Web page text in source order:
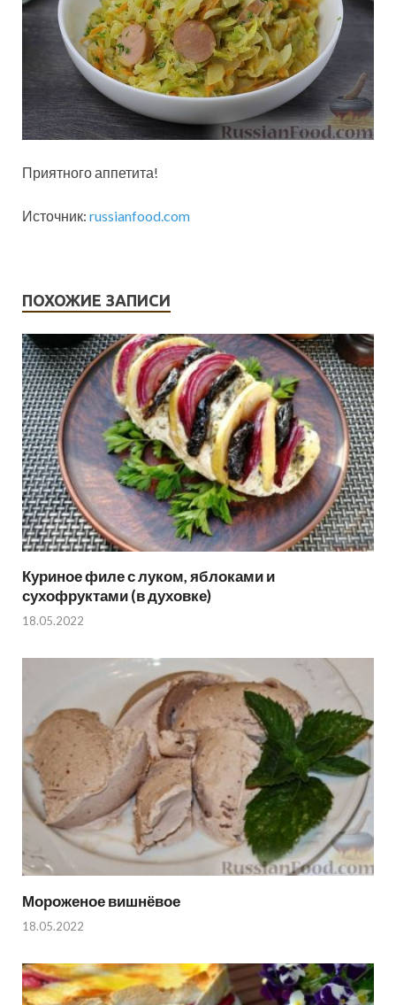
Приятного аппетита!
Источник: russianfood.com
ПОХОЖИЕ ЗАПИСИ
Куриное филе с луком, яблоками и
сухофруктами (в духовке)
18.05.2022
Мороженое вишнёвое
18.05.2022